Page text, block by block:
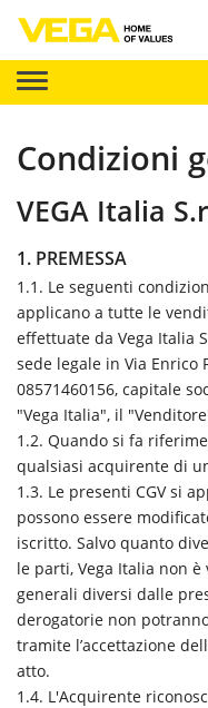
Condizioni
VEGA Italia
1. PREMESSA
1.1. Le seguenti
applicano a tutte le
effettuate da Vega Italia
sede legale in Via Enrico
08571460156, capitale
"Vega Italia", il
1.2. Quando si fa
qualsiasi acquirente di
1.3. Le presenti CGV si
possono essere
iscritto. Salvo quanto
le parti, Vega Italia non
generali diversi dalle
derogatorie non
tramite l’accettazione
atto.
1.4. L'Acquirente